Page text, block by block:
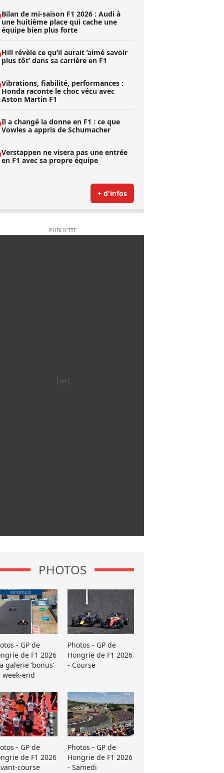
Bilan de mi-saison F1 2026 : Audi à
une huitième place qui cache une
équipe bien plus forte
Hill révèle ce qu’il aurait ’aimé savoir
plus tôt’ dans sa carrière en F1
Vibrations, fiabilité, performances :
Honda raconte le choc vécu avec
Aston Martin F1
Il a changé la donne en F1 : ce que
Vowles a appris de Schumacher
Verstappen ne visera pas une entrée
en F1 avec sa propre équipe
+ d'infos
PHOTOS
- GP de
de F1 2026
galerie ’bonus’
week-end
Photos - GP de
Hongrie de F1 2026
- Course
- GP de
de F1 2026
course
Photos - GP de
Hongrie de F1 2026
- Samedi